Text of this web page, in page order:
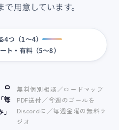
用意しています。
4つ（1〜4）
ト・有料（5〜8）
ロ
毎
無料個別相談／ロードマップ
PDF送付／今週のゴールを
Discordに／毎週金曜の無料ラ
ジオ